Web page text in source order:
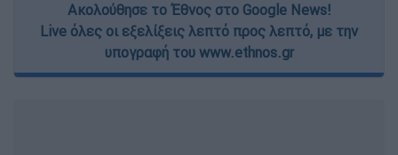
Ακολούθησε το Έθνος στο Google News!
Live όλες οι εξελίξεις λεπτό προς λεπτό, με την
υπογραφή του www.ethnos.gr